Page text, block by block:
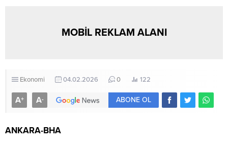
MOBİL REKLAM ALANI
Ekonomi 04.02.2026 0 122
A+ A- ABONE OL
ANKARA-BHA